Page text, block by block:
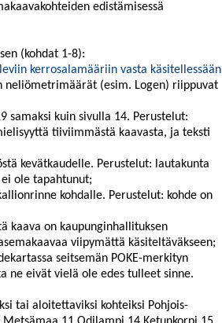
edistämisessä
(kohdat 1-8):
kerrosalamääriin vasta käsitellessään
neliömetrimäärät (esim. Logen) riippuvat
samaksi kuin sivulla 14. Perustelut:
tiiviimmästä kaavasta, ja teksti
kevätkaudelle. Perustelut: lautakunta
ole tapahtunut;
kohdalle. Perustelut: kohde on
kaava on kaupunginhallituksen
viipymättä käsiteltäväkseen;
seitsemän POKE-merkityn
ne eivät vielä ole edes tulleet sinne.
tai aloitettaviksi kohteiksi Pohjois-